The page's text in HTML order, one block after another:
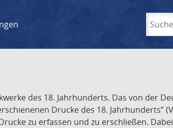
des 18. Jahrhunderts. Das von der
Drucke des 18. Jahrhunderts”
zu erfassen und zu erschließen.